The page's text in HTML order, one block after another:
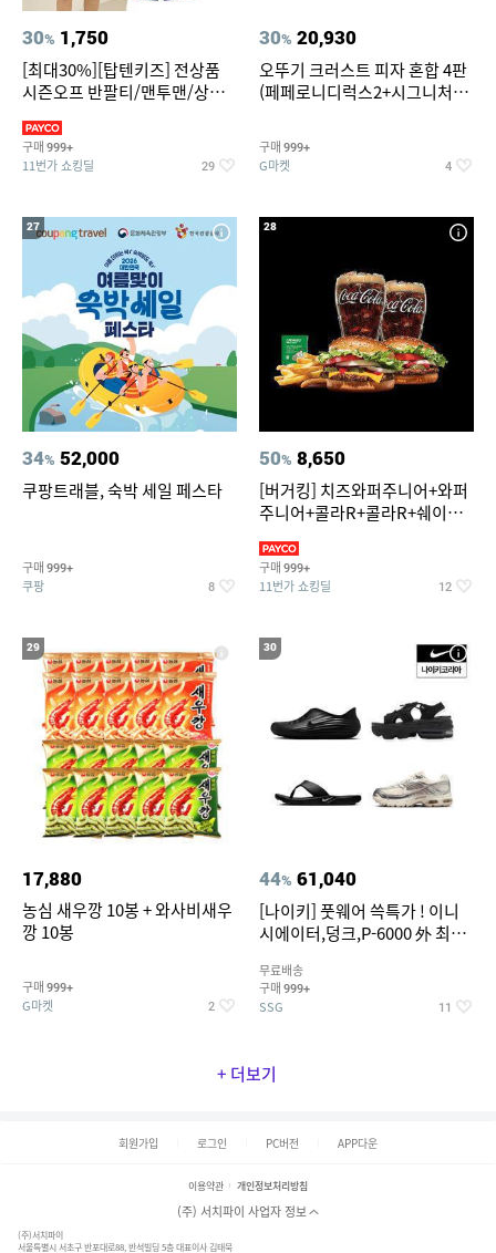
30% 1,750
[최대30%][탑텐키즈] 전상품
시즌오프 반팔티/맨투맨/상하
구매 999+
11번가 쇼킹딜 29
30% 20,930
오뚜기 크러스트 피자 혼합 4판
(페페로니디럭스2+시그니처익
구매 999+
G마켓 4
27
34% 52,000
쿠팡트래블, 숙박 세일 페스타
구매 999+
쿠팡 8
28
50% 8,650
[버거킹] 치즈와퍼주니어+와퍼
주니어+콜라R+콜라R+쉐이킹
구매 999+
11번가 쇼킹딜 12
29
17,880
농심 새우깡 10봉 + 와사비새우
깡 10봉
구매 999+
G마켓 2
30
44% 61,040
[나이키] 풋웨어 쓱특가 ! 이니
시에이터,덩크,P-6000 外 최대
무료배송
구매 999+
SSG 11
+ 더보기
회원가입 로그인 PC버전 APP다운
이용약관 개인정보처리방침
(주) 서치파이 사업자 정보
(주)서치파이
서울특별시 서초구 반포대로88, 반석빌딩 5층 대표이사 김태묵